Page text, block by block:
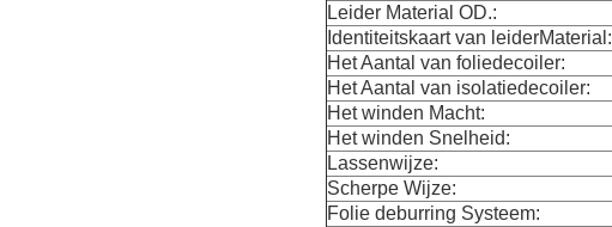
Leider Material OD.:
Identiteitskaart van leiderMaterial:
Het Aantal van foliedecoiler:
Het Aantal van isolatiedecoiler:
Het winden Macht:
Het winden Snelheid:
Lassenwijze:
Scherpe Wijze:
Folie deburring Systeem: